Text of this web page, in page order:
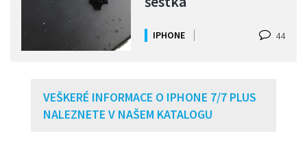
IPHONE 44
VEŠKERÉ INFORMACE O IPHONE 7/7 PLUS
NALEZNETE V NAŠEM KATALOGU